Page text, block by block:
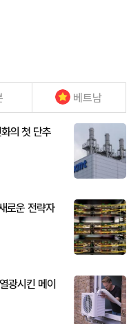
베트남
의 첫 단추
로운 전략자
광시킨 메이